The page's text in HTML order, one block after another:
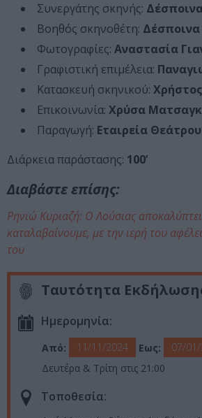
Συνεργάτης σκηνής:
Βοηθός σκηνοθέτη:
Φωτογραφίες: Αναστασία
Γραφιστική επιμέλεια:
Κατασκευή σκηνικού:
Επικοινωνία: Χρύσα
Παραγωγή: Εταιρεία
Διάρκεια παράστασης: 100’
Διαβάστε επίσης:
Ρηνιώ Κυριαζή: Ο Λούσιας
καταλαβαίνουμε, με την ιερή του
του
Ταυτότητα
Ημερομηνία:
Από: 11/11/2024 Εως:
07/
Δευτέρα & Τρίτη στις 21:00
Τοποθεσία: